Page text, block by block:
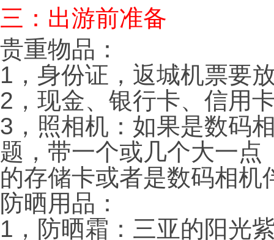
三：出游前准备
贵重物品：
1，身份证，返城机票要
2，现金、银行卡、信用
3，照相机：如果是数码
题，带一个或几个大一点
的存储卡或者是数码相机
防晒用品：
1，防晒霜：三亚的阳光